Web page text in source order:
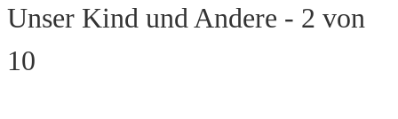
Unser Kind und Andere - 2 von
10